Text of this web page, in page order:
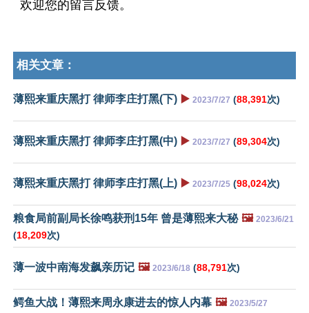
欢迎您的留言反馈。
相关文章：
薄熙来重庆黑打 律师李庄打黑(下) ▶️ 2023/7/27 (88,391次)
薄熙来重庆黑打 律师李庄打黑(中) ▶️ 2023/7/27 (89,304次)
薄熙来重庆黑打 律师李庄打黑(上) ▶️ 2023/7/25 (98,024次)
粮食局前副局长徐鸣获刑15年 曾是薄熙来大秘 🖼️ 2023/6/21
(18,209次)
薄一波中南海发飙亲历记 🖼️ 2023/6/18 (88,791次)
鳄鱼大战！薄熙来周永康进去的惊人内幕 🖼️ 2023/5/27